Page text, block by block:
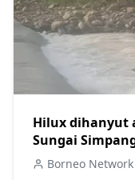
Hilux dihanyut
Sungai
Borneo Network